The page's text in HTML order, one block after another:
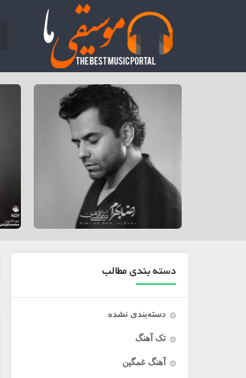
دسته بندی مطالب
دسته‌بندی نشده
تک آهنگ
آهنگ غمگین